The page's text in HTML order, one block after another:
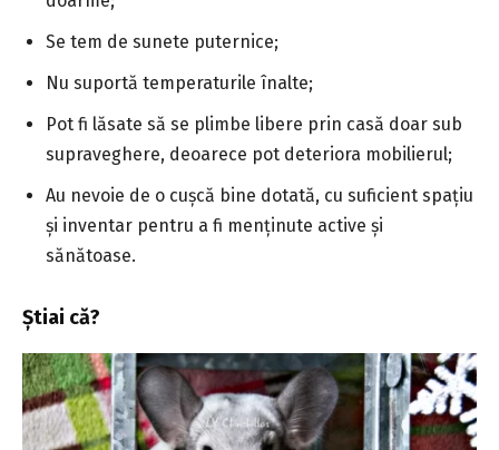
Se tem de sunete puternice;
Nu suportă temperaturile înalte;
Pot fi lăsate să se plimbe libere prin casă doar sub
supraveghere, deoarece pot deteriora mobilierul;
Au nevoie de o cușcă bine dotată, cu suficient spațiu
și inventar pentru a fi menținute active și
sănătoase.
Știai că?